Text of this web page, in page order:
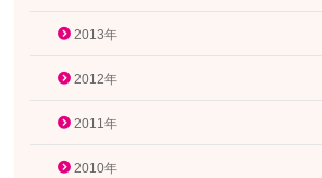
2013年
2012年
2011年
2010年